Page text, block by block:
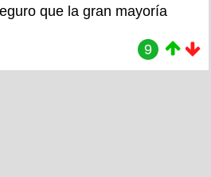
que la gran mayoría
9